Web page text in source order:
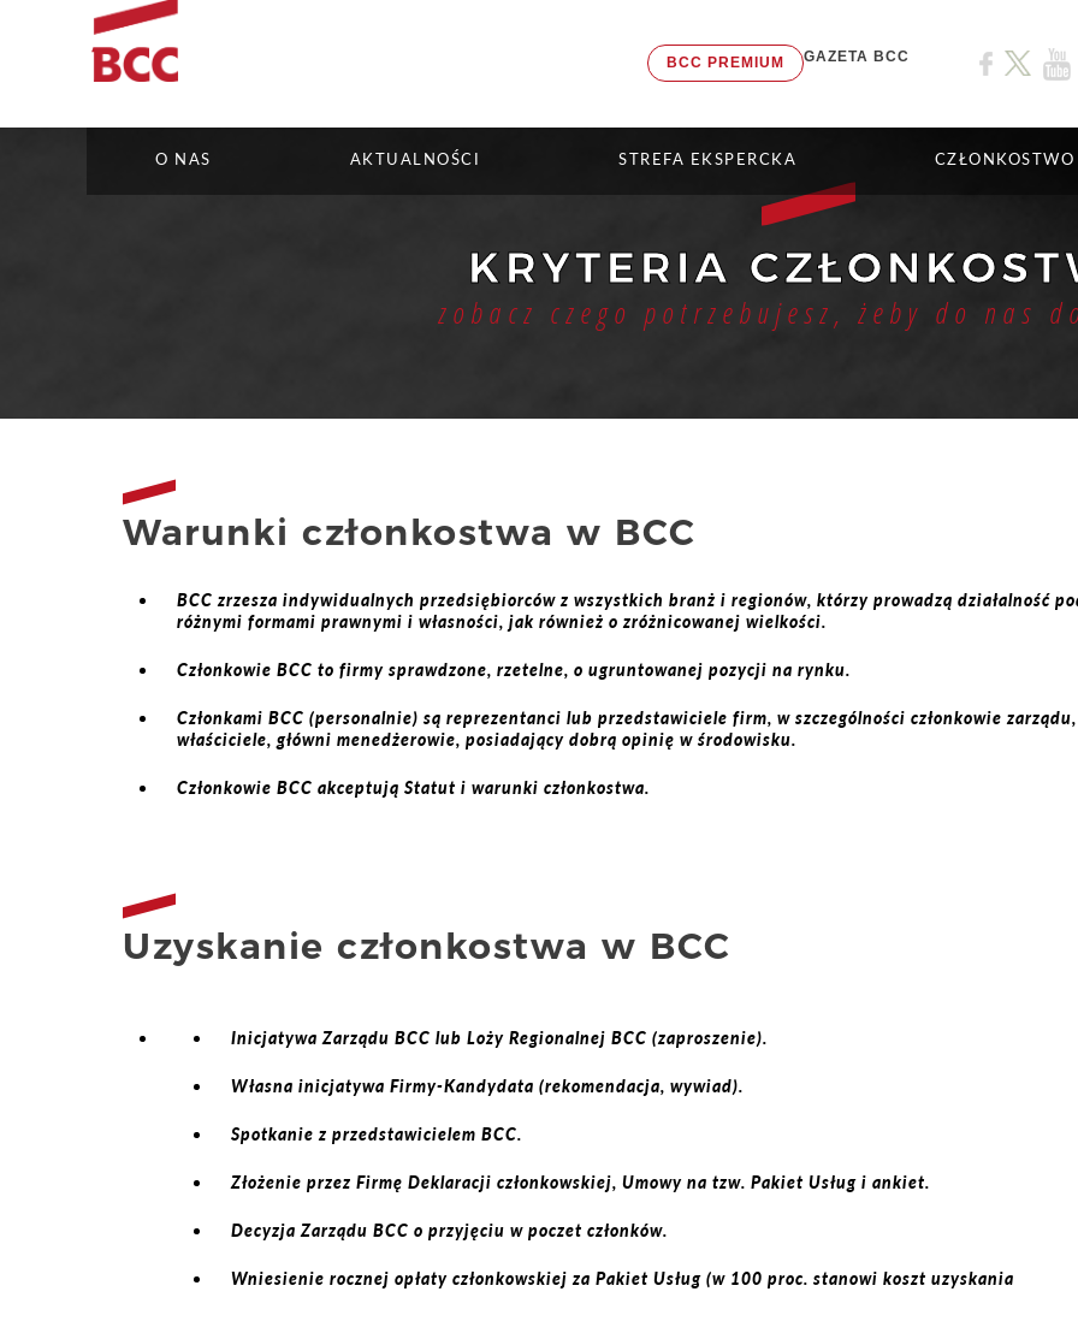
BCC PREMIUM GAZETA BCC
O NAS AKTUALNOŚCI STREFA EKSPERCKA CZŁONKOSTWO
KRYTERIA
zobacz czego potrzebujesz, żeby do nas
Warunki członkostwa w BCC
BCC zrzesza indywidualnych przedsiębiorców z wszystkich branż i regionów, którzy prowadzą działalność
różnymi formami prawnymi i własności, jak również o zróżnicowanej wielkości.
Członkowie BCC to firmy sprawdzone, rzetelne, o ugruntowanej pozycji na rynku.
Członkami BCC (personalnie) są reprezentanci lub przedstawiciele firm, w szczególności członkowie zarządu,
właściciele, główni menedżerowie, posiadający dobrą opinię w środowisku.
Członkowie BCC akceptują Statut i warunki członkostwa.
Uzyskanie członkostwa w BCC
Inicjatywa Zarządu BCC lub Loży Regionalnej BCC (zaproszenie).
Własna inicjatywa Firmy-Kandydata (rekomendacja, wywiad).
Spotkanie z przedstawicielem BCC.
Złożenie przez Firmę Deklaracji członkowskiej, Umowy na tzw. Pakiet Usług i ankiet.
Decyzja Zarządu BCC o przyjęciu w poczet członków.
Wniesienie rocznej opłaty członkowskiej za Pakiet Usług (w 100 proc. stanowi koszt uzyskania